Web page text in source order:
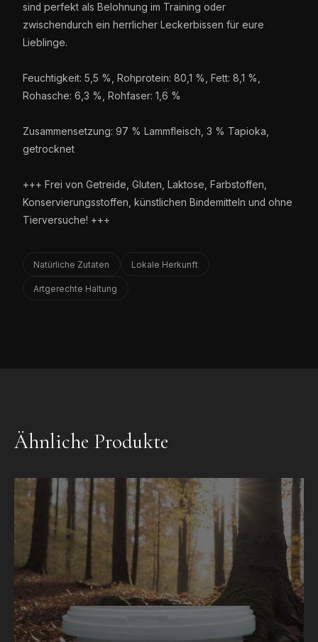
sind perfekt als Belohnung im Training oder
zwischendurch ein herrlicher Leckerbissen für eure
Lieblinge.
Feuchtigkeit: 5,5 %, Rohprotein: 80,1 %, Fett: 8,1 %,
Rohasche: 6,3 %, Rohfaser: 1,6 %
Zusammensetzung: 97 % Lammfleisch, 3 % Tapioka,
getrocknet
+++ Frei von Getreide, Gluten, Laktose, Farbstoffen,
Konservierungsstoffen, künstlichen Bindemitteln und ohne
Tierversuche! +++
Natürliche Zutaten Lokale Herkunft
Artgerechte Haltung
Ähnliche Produkte